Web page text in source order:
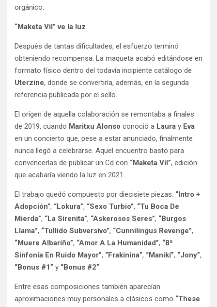
orgánico.
“Maketa Vil” ve la luz
Después de tantas dificultades, el esfuerzo terminó
obteniendo recompensa. La maqueta acabó editándose en
formato físico dentro del todavía incipiente catálogo de
Uterzine, donde se convertiría, además, en la segunda
referencia publicada por el sello.
El origen de aquella colaboración se remontaba a finales
de 2019, cuando Maritxu Alonso conoció a Laura y Eva
en un concierto que, pese a estar anunciado, finalmente
nunca llegó a celebrarse. Aquel encuentro bastó para
convencerlas de publicar un Cd con “Maketa Vil”, edición
que acabaría viendo la luz en 2021.
El trabajo quedó compuesto por diecisiete piezas: “Intro +
Adopción”, “Lokura”, “Sexo Turbio”, “Tu Boca De
Mierda”, “La Sirenita”, “Askerosos Seres”, “Burgos
Llama”, “Tullido Subversivo”, “Cunnilingus Revenge”,
“Muere Albariño”, “Amor A La Humanidad”, “8ª
Sinfonía En Ruido Mayor”, “Frakinina”, “Manikí”, “Jony”,
“Bonus #1” y “Bonus #2”.
Entre esas composiciones también aparecían
aproximaciones muy personales a clásicos como “These